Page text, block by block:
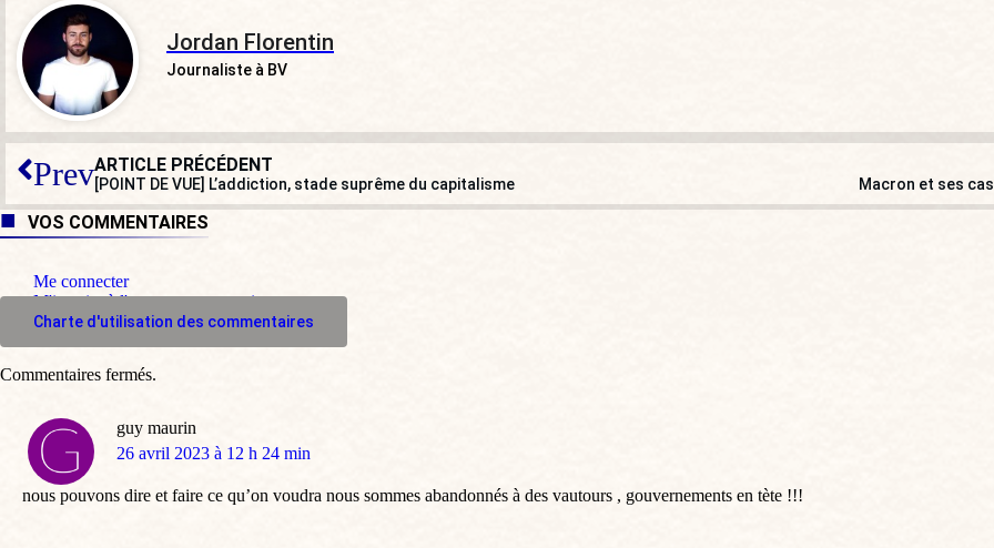
Jordan Florentin
Journaliste à BV
PrevARTICLE PRÉCÉDENT
[POINT DE VUE] L’addiction, stade suprême du capitalisme Macron et ses
VOS COMMENTAIRES
Me connecter
M'inscrire à l'espace commentaire
Charte d'utilisation des commentaires
guy maurin
dit
26 avril 2023 à 12 h 24 min
nous pouvons dire et faire ce qu’on voudra nous sommes abandonnés à des vautours , gouvernements en tète !!!
Commentaires fermés.